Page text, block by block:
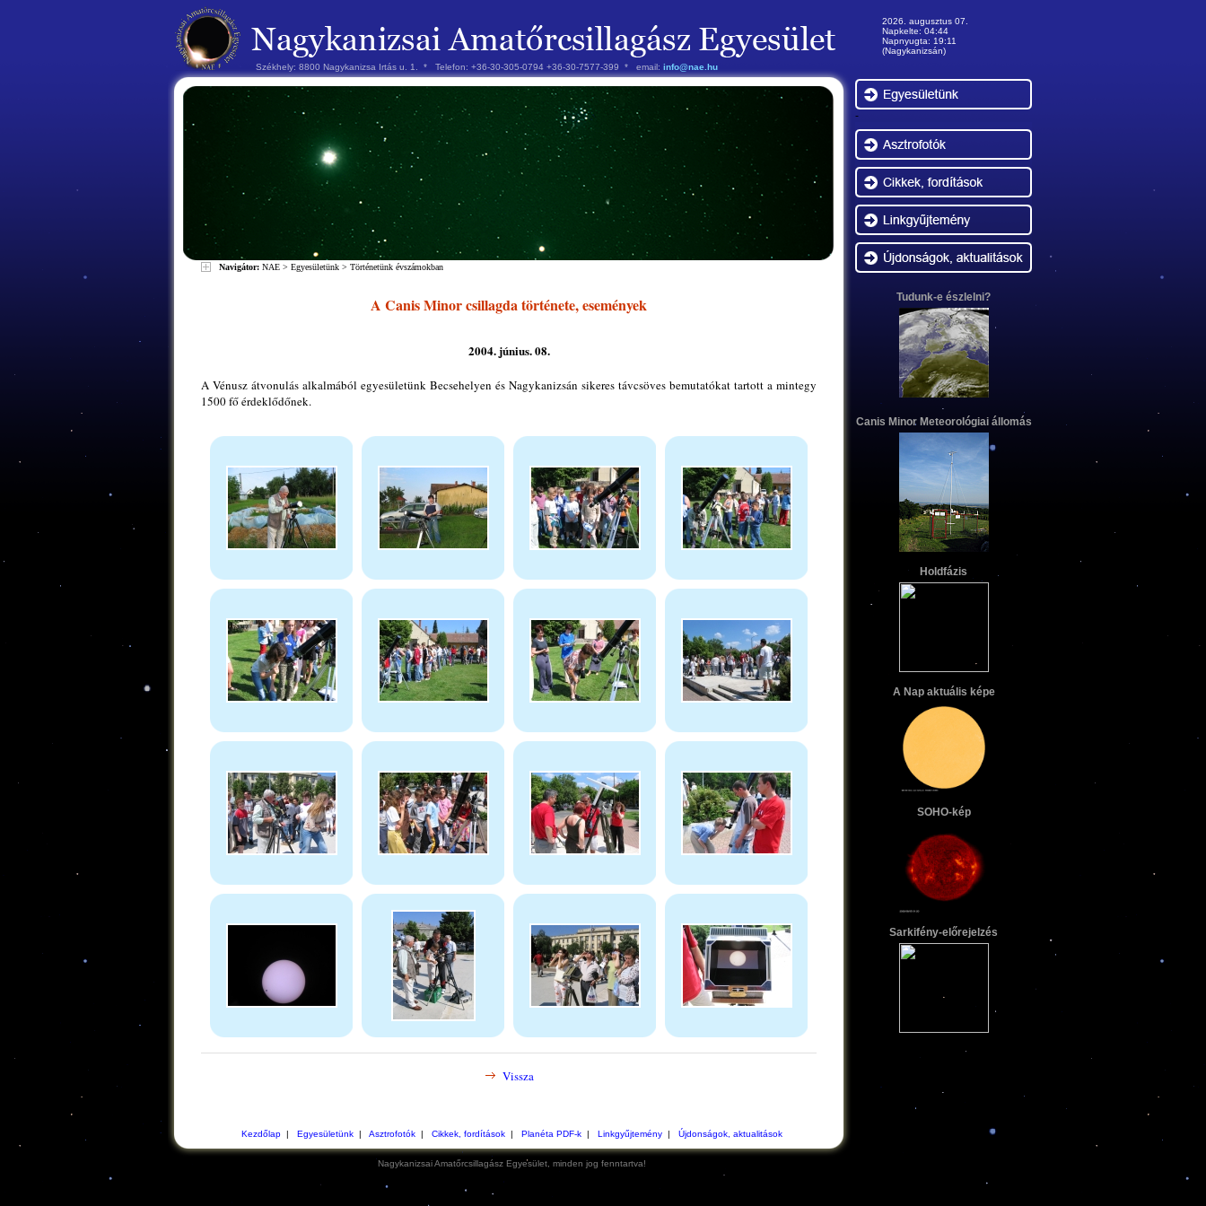
Székhely: 8800 Nagykanizsa Irtás u. 1. * Telefon: +36-30-305-0794 +36-30-7577-399 * email: info@nae.hu
Navigátor: NAE > Egyesületünk > Történetünk évszámokban
A Canis Minor csillagda története, események
2004. június. 08.
A Vénusz átvonulás alkalmából egyesületünk Becsehelyen és Nagykanizsán sikeres távcsöves bemutatókat tartott a mintegy
1500 fő érdeklődőnek.
Vissza
Kezdőlap| Egyesületünk| Asztrofotók| Cikkek, fordítások| Planéta PDF-k| Linkgyűjtemény| Újdonságok, aktualitások
Nagykanizsai Amatőrcsillagász Egyesület, minden jog fenntartva!
2026. augusztus 07.
Napkelte: 04:44
Napnyugta: 19:11
(Nagykanizsán)
-
Tudunk-e észlelni?
Canis Minor Meteorológiai állomás
Holdfázis
A Nap aktuális képe
SOHO-kép
Sarkifény-előrejelzés